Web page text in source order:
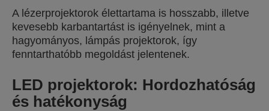
A lézerprojektorok élettartama is hosszabb, illetve
kevesebb karbantartást is igényelnek, mint a
hagyományos, lámpás projektorok, így
fenntarthatóbb megoldást jelentenek.
LED projektorok: Hordozhatóság
és hatékonyság